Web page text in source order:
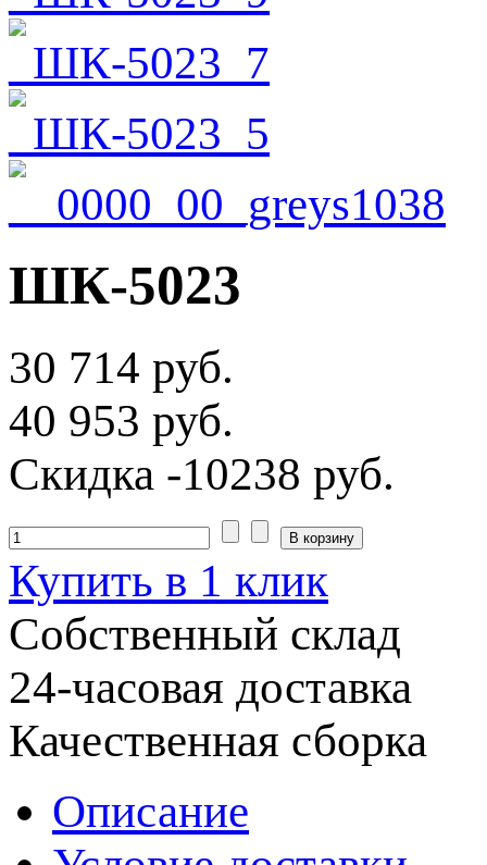
ШК-5023
30 714 руб.
40 953 руб.
Скидка -10238 руб.
Купить в 1 клик
Собственный склад
24-часовая доставка
Качественная сборка
Описание